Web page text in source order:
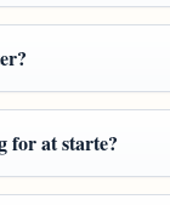
for at starte?